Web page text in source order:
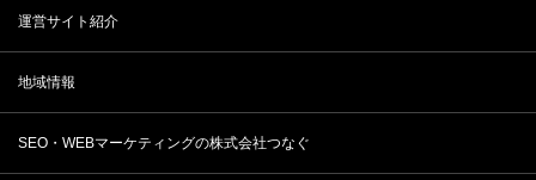
運営サイト紹介
地域情報
SEO・WEBマーケティングの株式会社つなぐ